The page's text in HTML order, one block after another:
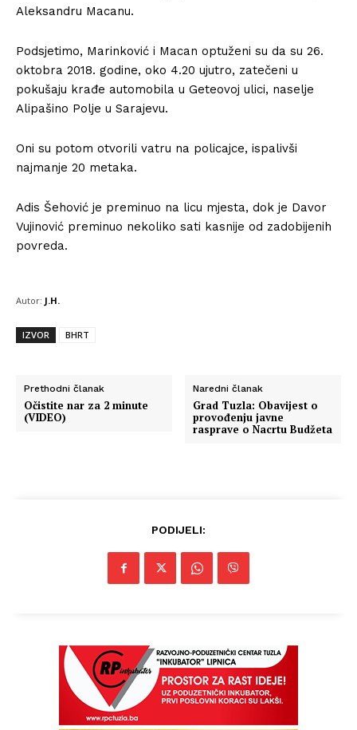
Aleksandru Macanu.
Podsjetimo, Marinković i Macan optuženi su da su 26.
oktobra 2018. godine, oko 4.20 ujutro, zatečeni u
pokušaju krađe automobila u Geteovoj ulici, naselje
Alipašino Polje u Sarajevu.
Oni su potom otvorili vatru na policajce, ispalivši
najmanje 20 metaka.
Adis Šehović je preminuo na licu mjesta, dok je Davor
Vujinović preminuo nekoliko sati kasnije od zadobijenih
povreda.
Autor: J.H.
IZVOR BHRT
Prethodni članak
Očistite nar za 2 minute
(VIDEO)
Naredni članak
Grad Tuzla: Obavijest o
provođenju javne
rasprave o Nacrtu Budžeta
PODIJELI: